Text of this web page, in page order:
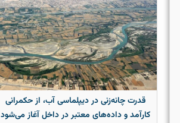
قدرت چانه‌زنی در دیپلماسی آب، از حکمرانی
کارآمد و داده‌های معتبر در داخل آغاز می‌شود